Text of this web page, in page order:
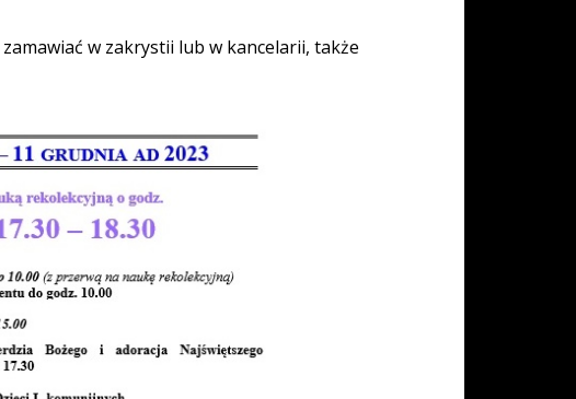
w zakrystii lub w kancelarii, także